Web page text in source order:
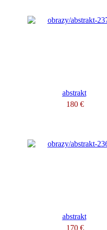
abstrakt
180 €
abstrakt
170 €